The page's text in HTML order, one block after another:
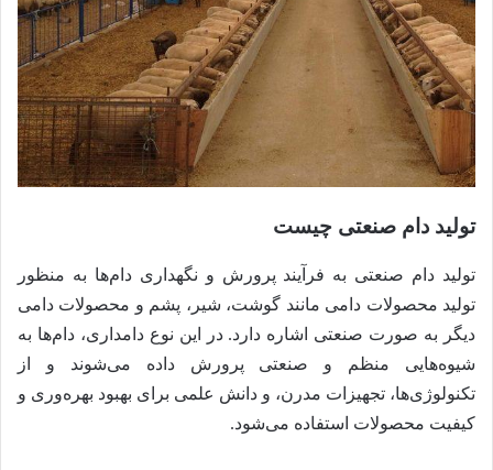
تولید دام صنعتی چیست
تولید دام صنعتی به فرآیند پرورش و نگهداری دام‌ها به منظور
تولید محصولات دامی مانند گوشت، شیر، پشم و محصولات دامی
دیگر به صورت صنعتی اشاره دارد. در این نوع دامداری، دام‌ها به
شیوه‌هایی منظم و صنعتی پرورش داده می‌شوند و از
تکنولوژی‌ها، تجهیزات مدرن، و دانش علمی برای بهبود بهره‌وری و
کیفیت محصولات استفاده می‌شود.